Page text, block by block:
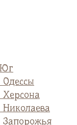
Юг
Херсона
Запорожья